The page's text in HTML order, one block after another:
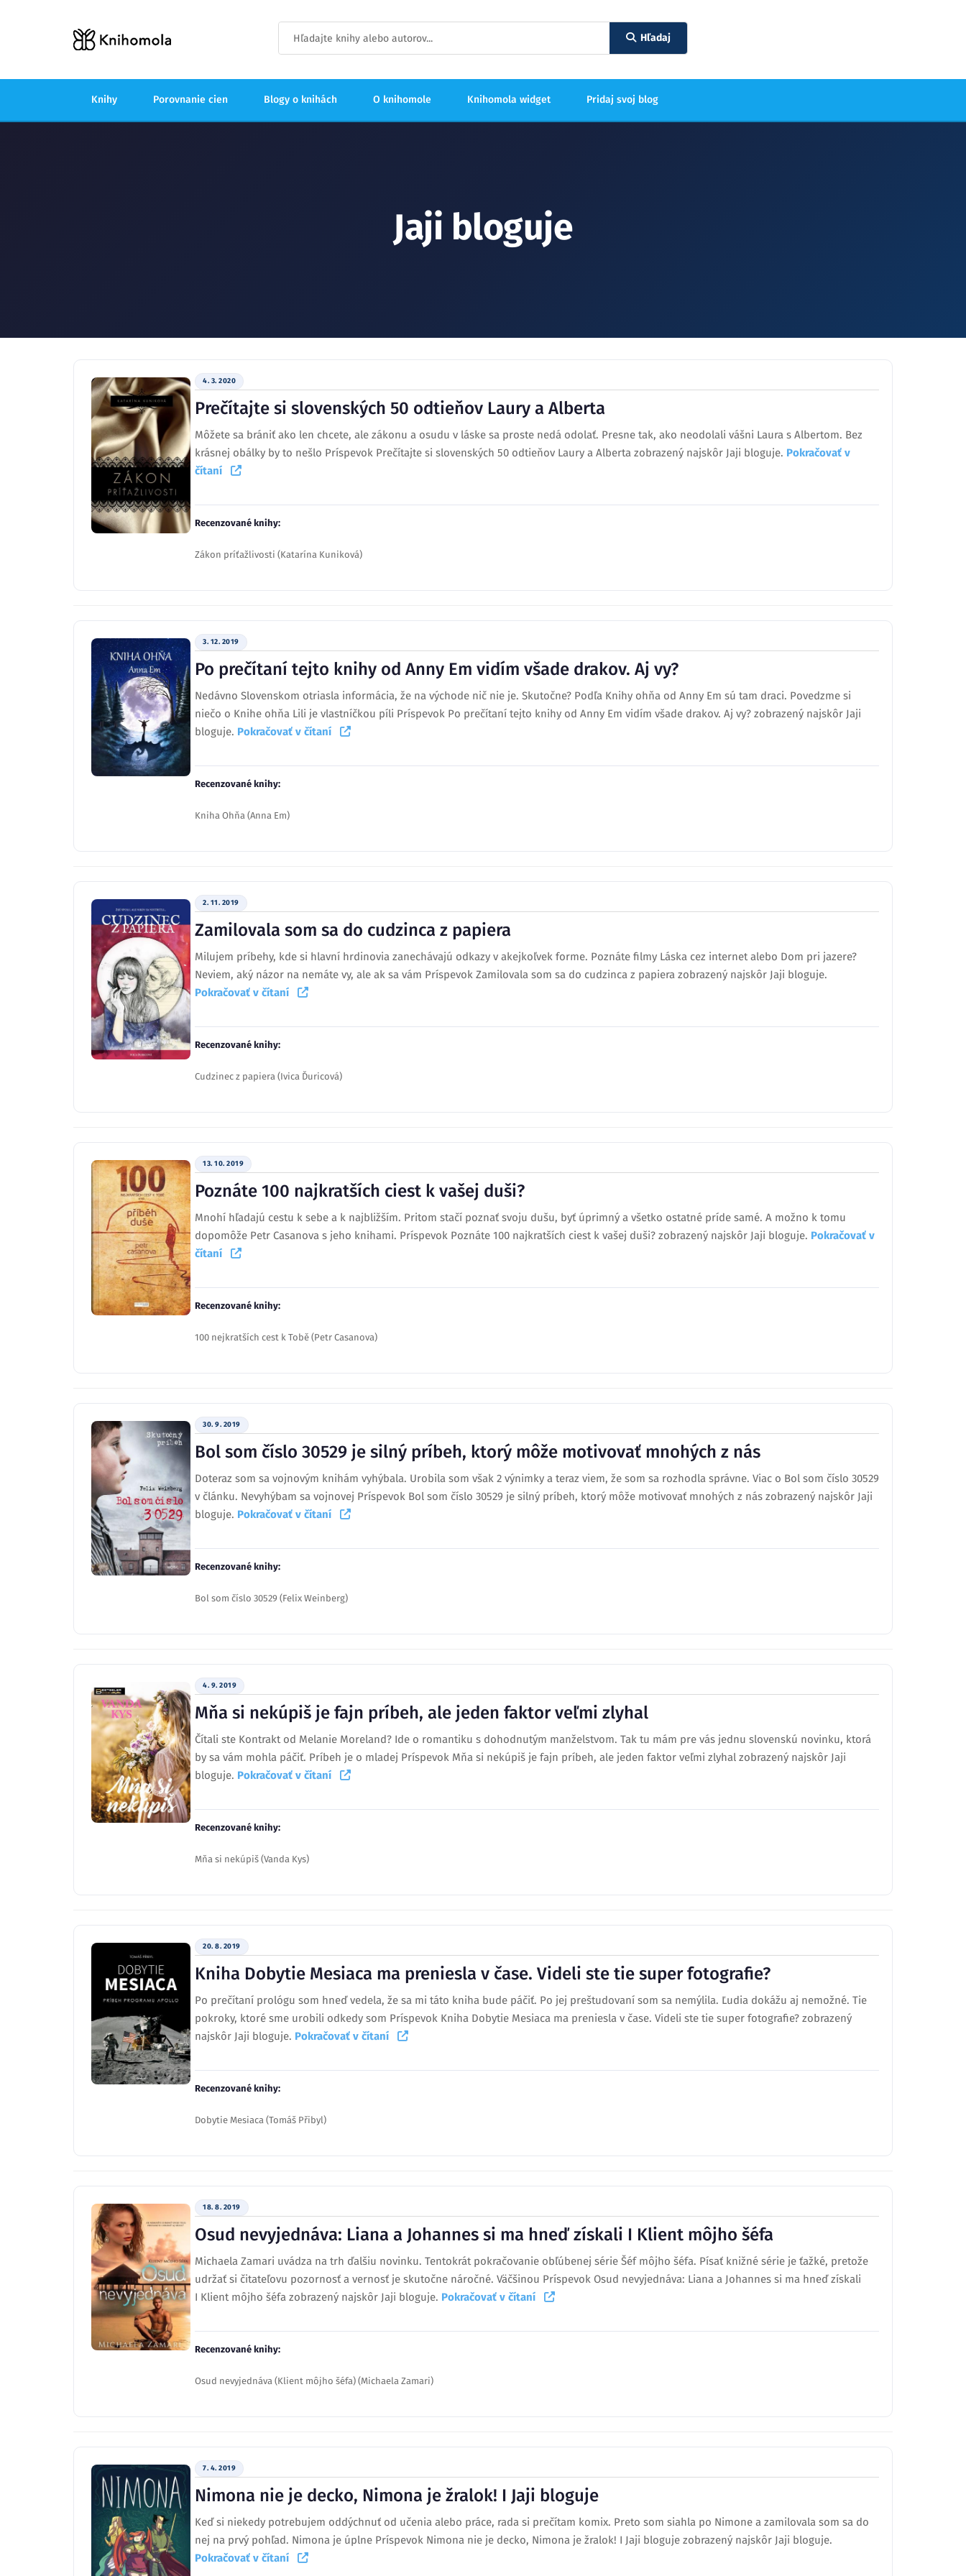
Hľadaj
Knihy Porovnanie cien Blogy o knihách O knihomole Knihomola widget Pridaj svoj blog
Jaji bloguje
4. 3. 2020
Prečítajte si slovenských 50 odtieňov Laury a Alberta
Môžete sa brániť ako len chcete, ale zákonu a osudu v láske sa proste nedá odolať. Presne tak, ako neodolali vášni Laura s Albertom. Bez
krásnej obálky by to nešlo Príspevok Prečítajte si slovenských 50 odtieňov Laury a Alberta zobrazený najskôr Jaji bloguje. Pokračovať v
čítaní
Recenzované knihy:
Zákon príťažlivosti (Katarína Kuniková)
3. 12. 2019
Po prečítaní tejto knihy od Anny Em vidím všade drakov. Aj vy?
Nedávno Slovenskom otriasla informácia, že na východe nič nie je. Skutočne? Podľa Knihy ohňa od Anny Em sú tam draci. Povedzme si
niečo o Knihe ohňa Lili je vlastníčkou píli Príspevok Po prečítaní tejto knihy od Anny Em vidím všade drakov. Aj vy? zobrazený najskôr Jaji
bloguje. Pokračovať v čítaní
Recenzované knihy:
Kniha Ohňa (Anna Em)
2. 11. 2019
Zamilovala som sa do cudzinca z papiera
Milujem príbehy, kde si hlavní hrdinovia zanechávajú odkazy v akejkoľvek forme. Poznáte filmy Láska cez internet alebo Dom pri jazere?
Neviem, aký názor na nemáte vy, ale ak sa vám Príspevok Zamilovala som sa do cudzinca z papiera zobrazený najskôr Jaji bloguje.
Pokračovať v čítaní
Recenzované knihy:
Cudzinec z papiera (Ivica Ďuricová)
13. 10. 2019
Poznáte 100 najkratších ciest k vašej duši?
Mnohí hľadajú cestu k sebe a k najbližším. Pritom stačí poznať svoju dušu, byť úprimný a všetko ostatné príde samé. A možno k tomu
dopomôže Petr Casanova s jeho knihami. Príspevok Poznáte 100 najkratších ciest k vašej duši? zobrazený najskôr Jaji bloguje. Pokračovať v
čítaní
Recenzované knihy:
100 nejkratších cest k Tobě (Petr Casanova)
30. 9. 2019
Bol som číslo 30529 je silný príbeh, ktorý môže motivovať mnohých z nás
Doteraz som sa vojnovým knihám vyhýbala. Urobila som však 2 výnimky a teraz viem, že som sa rozhodla správne. Viac o Bol som číslo 30529
v článku. Nevyhýbam sa vojnovej Príspevok Bol som číslo 30529 je silný príbeh, ktorý môže motivovať mnohých z nás zobrazený najskôr Jaji
bloguje. Pokračovať v čítaní
Recenzované knihy:
Bol som číslo 30529 (Felix Weinberg)
4. 9. 2019
Mňa si nekúpiš je fajn príbeh, ale jeden faktor veľmi zlyhal
Čítali ste Kontrakt od Melanie Moreland? Ide o romantiku s dohodnutým manželstvom. Tak tu mám pre vás jednu slovenskú novinku, ktorá
by sa vám mohla páčiť. Príbeh je o mladej Príspevok Mňa si nekúpiš je fajn príbeh, ale jeden faktor veľmi zlyhal zobrazený najskôr Jaji
bloguje. Pokračovať v čítaní
Recenzované knihy:
Mňa si nekúpiš (Vanda Kys)
20. 8. 2019
Kniha Dobytie Mesiaca ma preniesla v čase. Videli ste tie super fotografie?
Po prečítaní prológu som hneď vedela, že sa mi táto kniha bude páčiť. Po jej preštudovaní som sa nemýlila. Ľudia dokážu aj nemožné. Tie
pokroky, ktoré sme urobili odkedy som Príspevok Kniha Dobytie Mesiaca ma preniesla v čase. Videli ste tie super fotografie? zobrazený
najskôr Jaji bloguje. Pokračovať v čítaní
Recenzované knihy:
Dobytie Mesiaca (Tomáš Přibyl)
18. 8. 2019
Osud nevyjednáva: Liana a Johannes si ma hneď získali I Klient môjho šéfa
Michaela Zamari uvádza na trh ďalšiu novinku. Tentokrát pokračovanie obľúbenej série Šéf môjho šéfa. Písať knižné série je ťažké, pretože
udržať si čitateľovu pozornosť a vernosť je skutočne náročné. Väčšinou Príspevok Osud nevyjednáva: Liana a Johannes si ma hneď získali
I Klient môjho šéfa zobrazený najskôr Jaji bloguje. Pokračovať v čítaní
Recenzované knihy:
Osud nevyjednáva (Klient môjho šéfa) (Michaela Zamari)
7. 4. 2019
Nimona nie je decko, Nimona je žralok! I Jaji bloguje
Keď si niekedy potrebujem oddýchnuť od učenia alebo práce, rada si prečítam komix. Preto som siahla po Nimone a zamilovala som sa do
nej na prvý pohľad. Nimona je úplne Príspevok Nimona nie je decko, Nimona je žralok! I Jaji bloguje zobrazený najskôr Jaji bloguje.
Pokračovať v čítaní